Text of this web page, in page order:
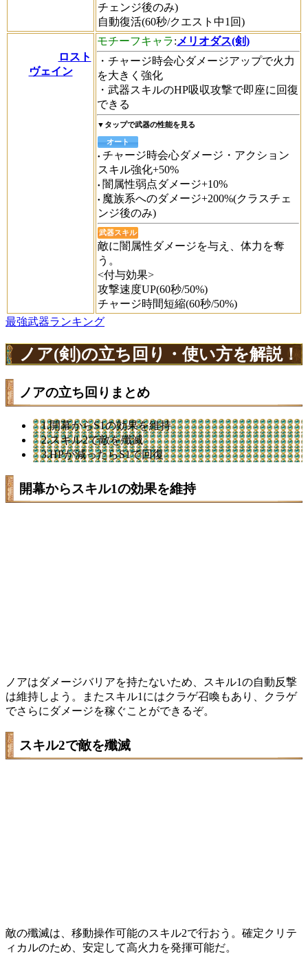
チェンジ後のみ)
自動復活(60秒/クエスト中1回)
ロスト
ヴェイン
モチーフキャラ: メリオダス(剣)
・チャージ時会心ダメージアップで火力
を大きく強化
・武器スキルのHP吸収攻撃で即座に回復
できる
▼タップで武器の性能を見る
オート
チャージ時会心ダメージ・アクション
スキル強化+50%
闇属性弱点ダメージ+10%
魔族系へのダメージ+200%(クラスチェ
ンジ後のみ)
武器スキル
敵に闇属性ダメージを与え、体力を奪
う。
<付与効果>
攻撃速度UP(60秒/50%)
チャージ時間短縮(60秒/50%)
最強武器ランキング
ノア(剣)の立ち回り・使い方を解説！
ノアの立ち回りまとめ
1.開幕からS1の効果を維持
2.スキル2で敵を殲滅
3.HPが減ったらS1で回復
開幕からスキル1の効果を維持
ノアはダメージバリアを持たないため、スキル1の自動反撃
は維持しよう。またスキル1にはクラゲ召喚もあり、クラゲ
でさらにダメージを稼ぐことができるぞ。
スキル2で敵を殲滅
敵の殲滅は、移動操作可能のスキル2で行おう。確定クリテ
ィカルのため、安定して高火力を発揮可能だ。